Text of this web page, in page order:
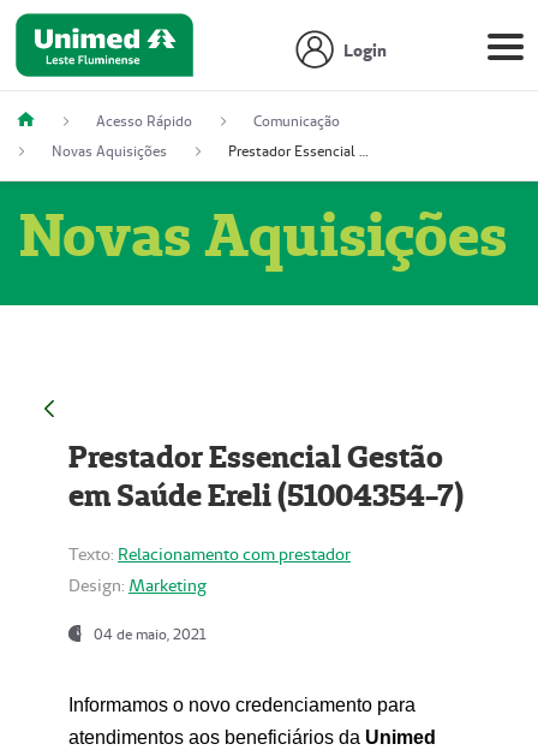
Login
Acesso Rápido
Comunicação
Novas Aquisições
Prestador Essencial Gestão em Saúde Ereli (51004354-7)
Novas Aquisições
Prestador Essencial Gestão
em Saúde Ereli (51004354-7)
Texto: Relacionamento com prestador
Design: Marketing
04 de maio, 2021
Informamos o novo credenciamento para
atendimentos aos beneficiários da Unimed